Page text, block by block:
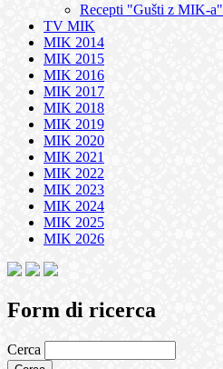
Recepti "Gušti z MIK-a"
TV MIK
MIK 2014
MIK 2015
MIK 2016
MIK 2017
MIK 2018
MIK 2019
MIK 2020
MIK 2021
MIK 2022
MIK 2023
MIK 2024
MIK 2025
MIK 2026
Form di ricerca
Cerca